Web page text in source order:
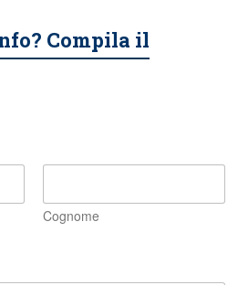
Compila il
Cognome